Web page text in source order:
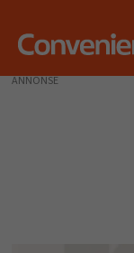
ANNONSE